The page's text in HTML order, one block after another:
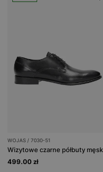
WOJAS / 7030-51
Wizytowe czarne półbuty
499.00 zł